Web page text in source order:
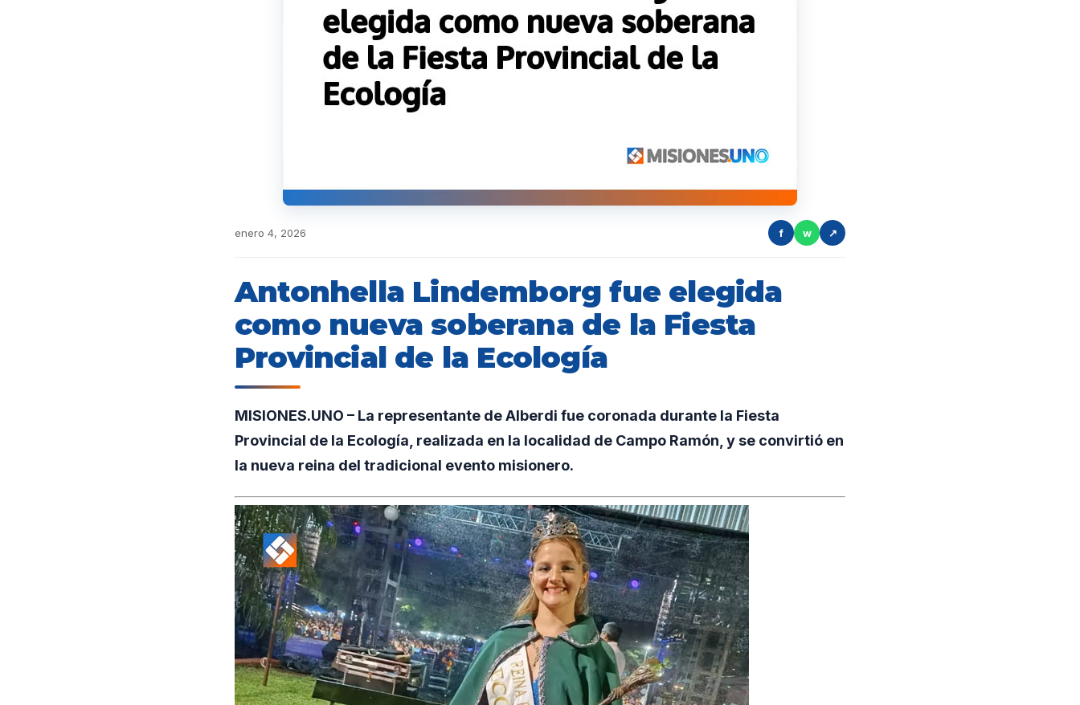
enero 4, 2026 f w ↗
Antonhella Lindemborg fue elegida
como nueva soberana de la Fiesta
Provincial de la Ecología
MISIONES.UNO – La representante de Alberdi fue coronada durante la Fiesta
Provincial de la Ecología, realizada en la localidad de Campo Ramón, y se convirtió en
la nueva reina del tradicional evento misionero.